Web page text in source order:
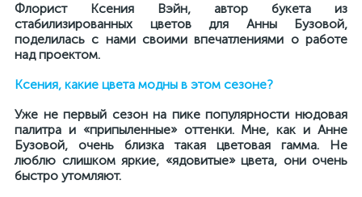
Флорист Ксения Вэйн, автор букета из
стабилизированных цветов для Анны Бузовой,
поделилась с нами своими впечатлениями о работе
над проектом.
Ксения, какие цвета модны в этом сезоне?
Уже не первый сезон на пике популярности нюдовая
палитра и «припыленные» оттенки. Мне, как и Анне
Бузовой, очень близка такая цветовая гамма. Не
люблю слишком яркие, «ядовитые» цвета, они очень
быстро утомляют.